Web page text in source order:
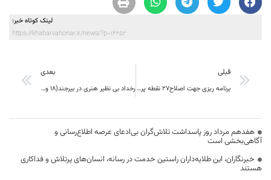
لینک کوتاه خبر:
https://khabarvahonar.ir/news/?p=14252
قبلی
برنامه ریزی جهت اصلاح27 نقطه پر تصادف استان خراسان جنوبی
بعدی
رخداد بی نظیر هنری در بیرجند(18 و19 اسفندماه در سالن گلبانگ)
هفدهم مرداد روز پاسداشت تلاش‌گران بی‌ادعای عرصه اطلاع‌رسانی و
آگاهی‌بخشی است
خبرنگاران، این طلایه‌داران راستین خدمت در رسانه، انسان‌های پرتلاش و فداکاری
هستند